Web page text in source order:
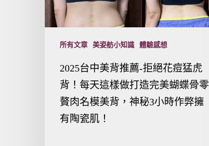
所有文章 美姿舫小知識 體驗感想
2025台中美背推薦-拒絕花痘猛虎
背！每天這樣做打造完美蝴蝶骨零
贅肉名模美背，神秘3小時作弊擁
有陶瓷肌！